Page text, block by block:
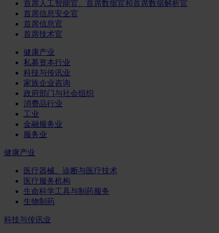
首席人工智能官、首席数据官和首席数据解析官
首席信息安全官
首席信息官
首席技术官
健康产业
私募资本行业
科技与传讯业
家族企业咨询
政府部门与社会组织
消费品行业
工业
金融服务业
服务业
健康产业
医疗器械、诊断与医疗技术
医疗服务机构
生命科学工具与制药服务
生物制药
科技与传讯业